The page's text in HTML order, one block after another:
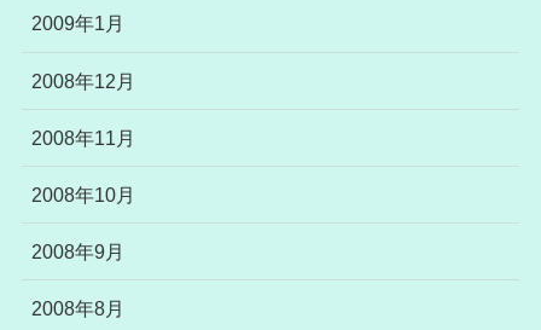
2009年1月
2008年12月
2008年11月
2008年10月
2008年9月
2008年8月